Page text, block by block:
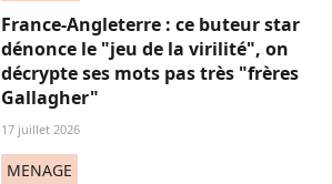
France-Angleterre : ce buteur star
dénonce le "jeu de la virilité", on
décrypte ses mots pas très "frères
Gallagher"
17 juillet 2026
MENAGE